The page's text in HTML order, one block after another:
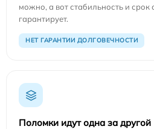
можно, а вот стабильность и
гарантирует.
НЕТ ГАРАНТИИ ДОЛГОВЕЧНОСТИ
Поломки идут одна за другой